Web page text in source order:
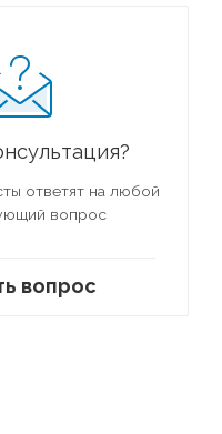
ответят на любой
вопрос
вопрос